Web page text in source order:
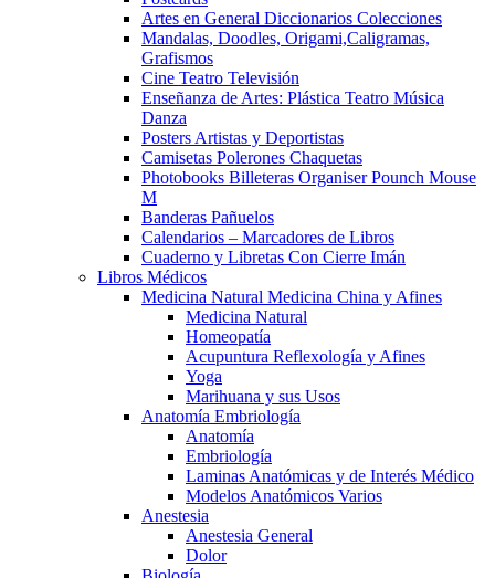
Artes en General Diccionarios Colecciones
Mandalas, Doodles, Origami,Caligramas,
Grafismos
Cine Teatro Televisión
Enseñanza de Artes: Plástica Teatro Música
Danza
Posters Artistas y Deportistas
Camisetas Polerones Chaquetas
Photobooks Billeteras Organiser Pounch Mouse
M
Banderas Pañuelos
Calendarios – Marcadores de Libros
Cuaderno y Libretas Con Cierre Imán
Libros Médicos
Medicina Natural Medicina China y Afines
Medicina Natural
Homeopatía
Acupuntura Reflexología y Afines
Yoga
Marihuana y sus Usos
Anatomía Embriología
Anatomía
Embriología
Laminas Anatómicas y de Interés Médico
Modelos Anatómicos Varios
Anestesia
Anestesia General
Dolor